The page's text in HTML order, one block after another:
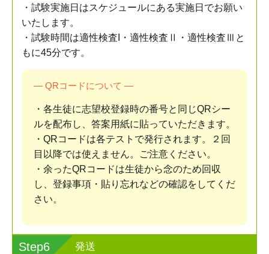
・試験実施日はスケジュールにある実施日でお願い
いたします。
・試験時間は適性検査I・適性検査Ⅱ・適性検査Ⅲと
もに45分です。
― QRコードについて ―
・各生徒に志望校登録時の番号と同じQRシー
ルを配布し、答案用紙に貼っていただきます。
・QRコードは各テストで発行されます。２回
目以降では使えません。ご注意ください。
・余ったQRコードは生徒から念のため回収
し、登録事項・貼り忘れなどの確認をしてくだ
さい。
Step6 発送